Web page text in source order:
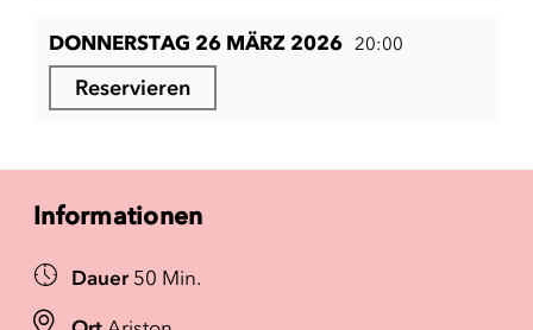
DONNERSTAG 26 MÄRZ 2026 20:00
Reservieren
Informationen
Dauer 50 Min.